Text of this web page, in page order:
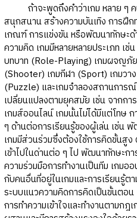
ถ้าจะพูดถึงคำว่าเกม หลาย ๆ ค
สนุกสนาน สร้างความบันเทิง การฝึ
เกณฑ์ การแข่งขัน หรือพัฒนาทักษะด้
ความคิด เกมมีหลายหลายประเภท เ
บทบาท (Role-Playing) เกมผจญภั
(Shooter) เกมกีฬา (Sport) เกมว
(Puzzle) และเกมจำลองสถานการ
เปลี่ยนแปลงตามยุคสมัย เช่น จากกา
เกมส์ออนไลน์ เกมนั้นไม่ได้มีแต่โทษ
ๆ ด้านต่อการเรียนรู้ของผู้เล่น เช่น
เกมมีส่วนร่วมซึ่งต้องใช้การคิดขั้นสู
เข้าไปในด่านต่อ ๆ ไป พัฒนาทักษะก
ความร่วมมือการทำงานเป็นทีม เกม
กับคนอื่นที่อยู่ในเกมและการเรียนรู้
ระบบแนวความคิดการคิดเป็นขั้นตอ
การทำความเข้าใจและทำงานตามก